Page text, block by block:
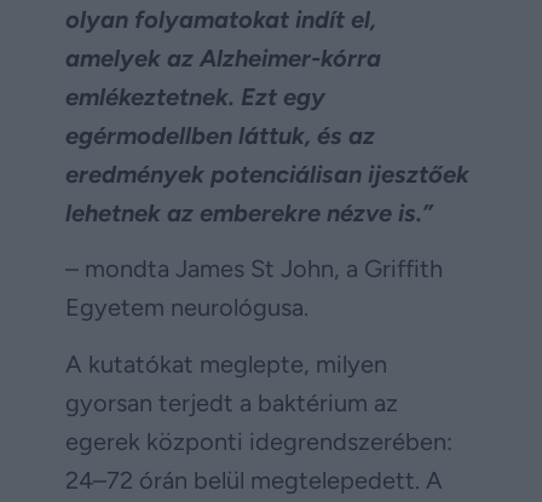
olyan folyamatokat indít el,
amelyek az Alzheimer-kórra
emlékeztetnek. Ezt egy
egérmodellben láttuk, és az
eredmények potenciálisan ijesztőek
lehetnek az emberekre nézve is.”
– mondta James St John, a Griffith
Egyetem neurológusa.
A kutatókat meglepte, milyen
gyorsan terjedt a baktérium az
egerek központi idegrendszerében:
24–72 órán belül megtelepedett. A